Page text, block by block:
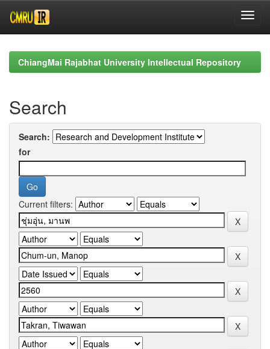
navigationChiangMai Rajabhat University Intellectual Repository
Search
Search:
for
Current filters: